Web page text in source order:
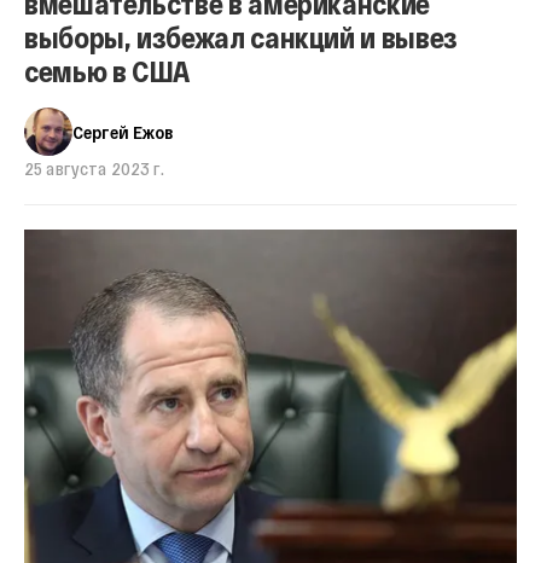
выборы, избежал санкций и вывез
семью в США
Сергей Ежов
25 августа 2023 г.